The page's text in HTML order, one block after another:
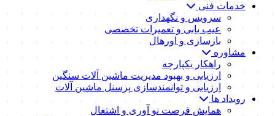
خدمات فنی
سرویس و نگهداری
عیب یابی و تعمیرات تخصصی
بازسازی و اورهال
مشاوره
راهکار یکپارچه
ارزیابی و بهبود مدیریت ماشین آلات سنگین
ارزیابی و توانمندسازی پرسنل ماشین آلات
رویداد ها
همایش فرصت نو آوری و اشتغال